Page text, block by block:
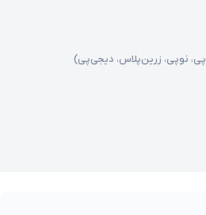
نوپی، زرین‌پلاس، دیجی‌پی)